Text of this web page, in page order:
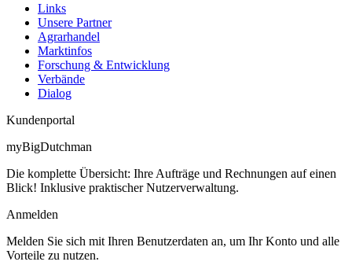
Links
Unsere Partner
Agrarhandel
Marktinfos
Forschung & Entwicklung
Verbände
Dialog
Kundenportal
myBigDutchman
Die komplette Übersicht: Ihre Aufträge und Rechnungen auf einen
Blick! Inklusive praktischer Nutzerverwaltung.
Anmelden
Melden Sie sich mit Ihren Benutzerdaten an, um Ihr Konto und alle
Vorteile zu nutzen.